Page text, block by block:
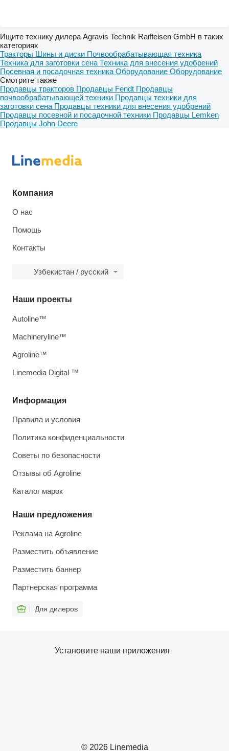
Ищите технику дилера Agravis Technik Raiffeisen GmbH в таких
категориях
Тракторы Шины и диски Почвообрабатывающая техника
Техника для заготовки сена Техника для внесения удобрений
Посевная и посадочная техника Оборудование Оборудование
Смотрите также
Продавцы тракторов Продавцы Fendt Продавцы
почвообрабатывающей техники Продавцы техники для
заготовки сена Продавцы техники для внесения удобрений
Продавцы посевной и посадочной техники Продавцы Lemken
Продавцы John Deere
Компания
О нас
Помощь
Контакты
Узбекистан / русский
Информация
Правила и условия
Политика конфиденциальности
Советы по безопасности
Отзывы об Agroline
Каталог марок
Наши предложения
Реклама на Agroline
Разместить объявление
Разместить баннер
Партнерская программа
Для дилеров
Наши проекты
Autoline™
Machineryline™
Agroline™
Linemedia Digital ™
© 2026 Linemedia
Установите наши приложения